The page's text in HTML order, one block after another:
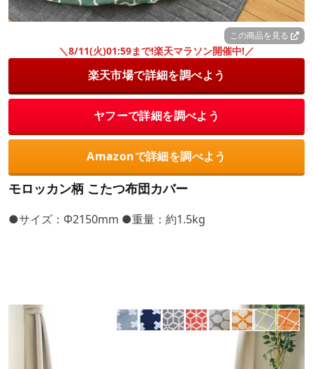
この商品を見る
＼8/11(火)01:59まで!楽天マラソン開催中!／
楽天市場で詳細を調べよう
ヤフーで詳細を調べよう
Amazonで詳細を調べよう
モロッカン柄 こたつ布団カバー
●サイズ：Φ2150mm ●重量：約1.5kg